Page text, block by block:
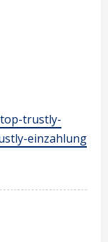
trustly-
einzahlung